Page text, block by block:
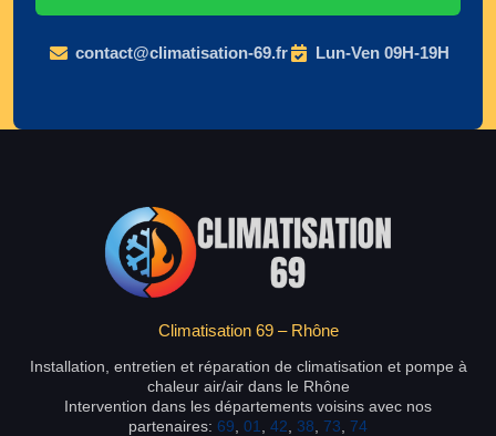
contact@climatisation-69.fr Lun-Ven 09H-19H
Climatisation 69 – Rhône
Installation, entretien et réparation de climatisation et pompe à
chaleur air/air dans le Rhône
Intervention dans les départements voisins avec nos
partenaires: 69 01 42 38 73 74